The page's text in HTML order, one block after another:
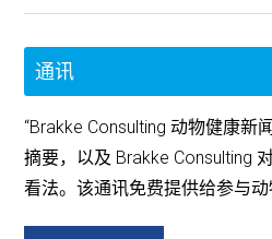
通讯
“Brakke Consulting 动物健康新
摘要，以及 Brakke Consulting
看法。该通讯免费提供给参与动